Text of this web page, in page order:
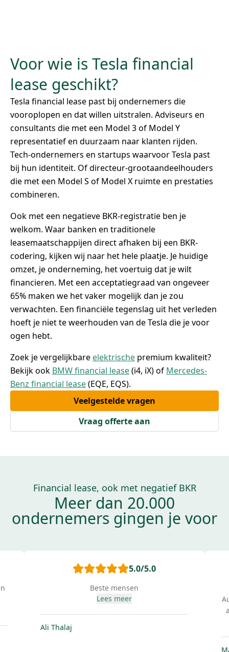
Voor wie is Tesla financial
lease geschikt?
Tesla financial lease past bij ondernemers die
vooroplopen en dat willen uitstralen. Adviseurs en
consultants die met een Model 3 of Model Y
representatief en duurzaam naar klanten rijden.
Tech-ondernemers en startups waarvoor Tesla past
bij hun identiteit. Of directeur-grootaandeelhouders
die met een Model S of Model X ruimte en prestaties
combineren.
Ook met een negatieve BKR-registratie ben je
welkom. Waar banken en traditionele
leasemaatschappijen direct afhaken bij een BKR-
codering, kijken wij naar het hele plaatje. Je huidige
omzet, je onderneming, het voertuig dat je wilt
financieren. Met een acceptatiegraad van ongeveer
65% maken we het vaker mogelijk dan je zou
verwachten. Een financiële tegenslag uit het verleden
hoeft je niet te weerhouden van de Tesla die je voor
ogen hebt.
Zoek je vergelijkbare elektrische premium kwaliteit?
Bekijk ook BMW financial lease(i4, iX) of Mercedes-
Benz financial lease(EQE, EQS).
Veelgestelde vragen
Vraag offerte aan
Financial lease, ook met negatief BKR
Meer dan 20.000
ondernemers gingen je voor
5.0/5.0
Beste mensen
Lees meer
Ali Thalaj